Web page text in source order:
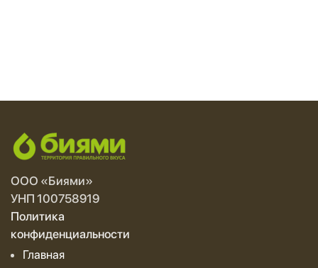
ООО «Биями»
УНП 100758919
Политика
конфиденциальности
Главная